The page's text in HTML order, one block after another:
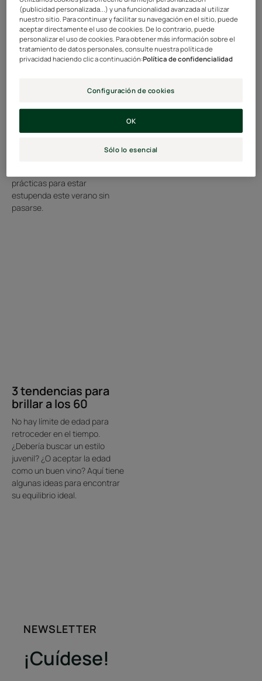
peinados
son
superprácticos
para
¿Un moño
¿Cabello ondulado?
la playa
Ya sea con un efecto ondulado,
prácticas para estar
estupenda este verano sin
pasarse.
boina
¡"Ooh la la"! Cómo
¡"Ooh la la"! Cómo lucir una
boina
3 tendencias para
brillar a los 60
No hay límite de edad para
retroceder en el tiempo.
¿Debería buscar un estilo
juvenil? ¿O aceptar la edad
como un buen vino? Aquí tiene
algunas ideas para encontrar
su equilibrio ideal.
NEWSLETTER
¡Cuídese!
(publicidad personalizada...) y una funcionalidad avanzada al utilizar
nuestro sitio. Para continuar y facilitar su navegación en el sitio, puede
aceptar directamente el uso de cookies. De lo contrario, puede
personalizar el uso de cookies. Para obtener más información sobre el
tratamiento de datos personales, consulte nuestra política de
privacidad haciendo clic a continuación:Política de confidencialidad
Configuración de cookies
Sólo lo esencial
OK